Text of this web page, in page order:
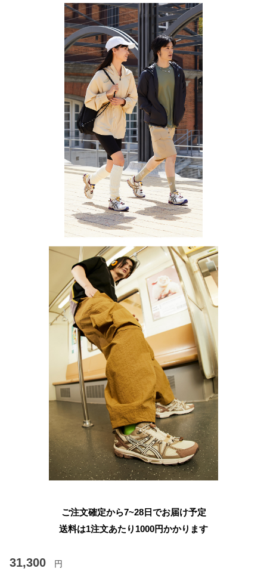
ご注文確定から7~28日でお届け予定
送料は1注文あたり 1000円かかります
31,300 円